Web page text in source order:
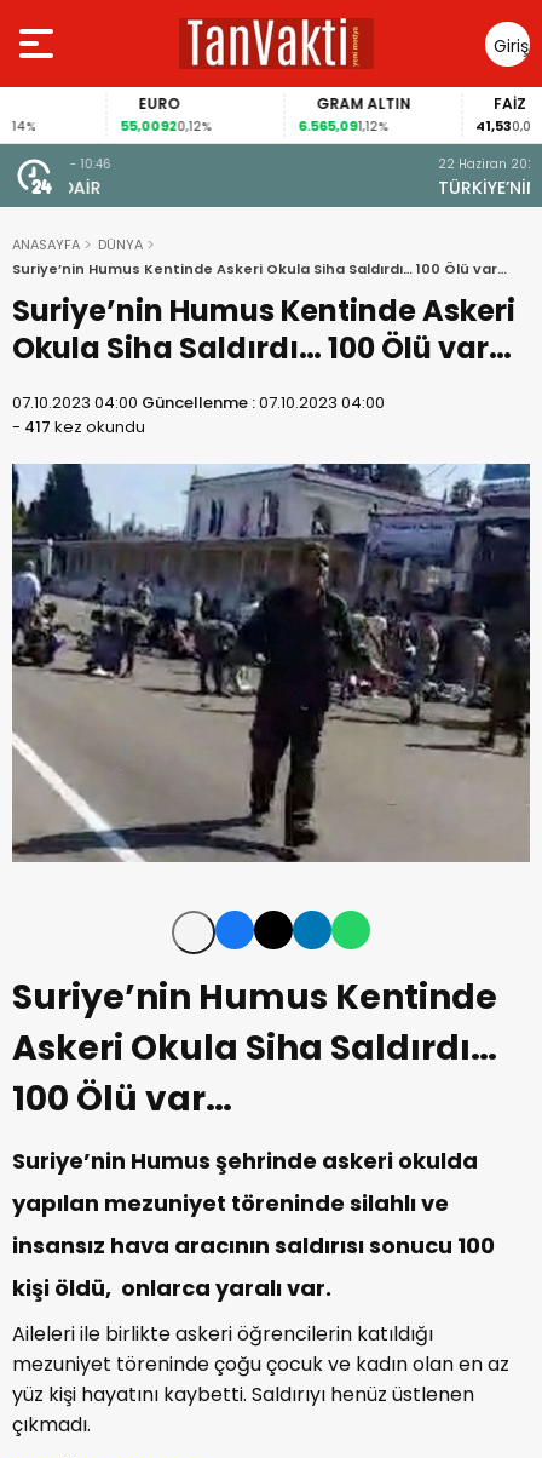
Giriş
Yap
55,00920,12%
GRAM ALTIN
6.565,091,12% 0,00%
22 Haziran 2026 - 19:08
TÜRKİYE’NİN “DEMOKRASİ VE ADALET SORUNU”
ANASAYFA
DÜNYA
Suriye’nin Humus Kentinde Askeri Okula Siha Saldırdı… 100 Ölü var…
Suriye’nin Humus Kentinde Askeri
Okula Siha Saldırdı… 100 Ölü var…
07.10.2023 04:00 Güncellenme :07.10.2023 04:00
- 417 kez okundu
Suriye’nin Humus Kentinde
Askeri Okula Siha Saldırdı…
100 Ölü var…
Suriye’nin Humus şehrinde askeri okulda
yapılan mezuniyet töreninde silahlı ve
insansız hava aracının saldırısı sonucu 100
kişi öldü, onlarca yaralı var.
Aileleri ile birlikte askeri öğrencilerin katıldığı
mezuniyet töreninde çoğu çocuk ve kadın olan en az
yüz kişi hayatını kaybetti. Saldırıyı henüz üstlenen
çıkmadı.